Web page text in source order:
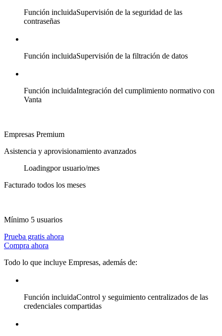
Función incluidaSupervisión de la seguridad de las
contraseñas
Función incluidaSupervisión de la filtración de datos
Función incluidaIntegración del cumplimiento normativo con
Vanta
Empresas Premium
Asistencia y aprovisionamiento avanzados
Loadingpor usuario/mes
Facturado todos los meses
Mínimo 5 usuarios
Prueba gratis ahora
Compra ahora
Todo lo que incluye Empresas, además de:
Función incluidaControl y seguimiento centralizados de las
credenciales compartidas